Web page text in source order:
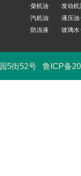
5街52号 鲁ICP备
·柴机油·
·发动机
·汽机油·
·液压油·
·防冻液·
·玻璃水·